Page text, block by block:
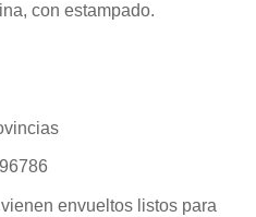
con estampado.
envueltos listos para